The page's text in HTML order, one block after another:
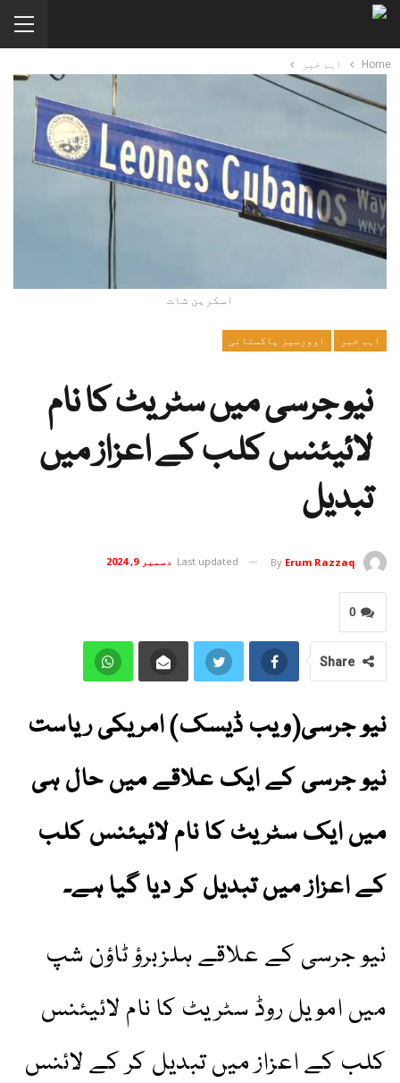
Home اہم خبر
اسکرین شاٹ
اہم خبر اوورسیز پاکستانی
نیو جرسی میں سٹریٹ کا نام
لائیئنس کلب کے اعزاز میں
تبدیل
By Erum Razzaq
Last updated دسمبر 9, 2024
0
Share
نیو جرسی(ویب ڈیسک) امریکی ریاست
نیو جرسی کے ایک علاقے میں حال ہی
میں ایک سٹریٹ کا نام لائیئنس کلب
کے اعزاز میں تبدیل کر دیا گیا ہے۔
نیو جرسی کے علاقے ہلزبرؤ ٹاؤن شپ
میں امویل روڈ سٹریٹ کا نام لائیئنس
کلب کے اعزاز میں تبدیل کر کے لائنس